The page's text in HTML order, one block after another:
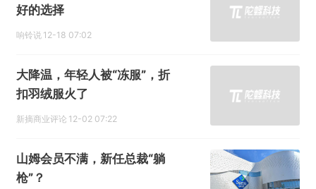
好的选择
响铃说 12-18 07:02
大降温，年轻人被“冻服”，折
扣羽绒服火了
新摘商业评论 12-02 07:22
山姆会员不满，新任总裁“躺
枪”？